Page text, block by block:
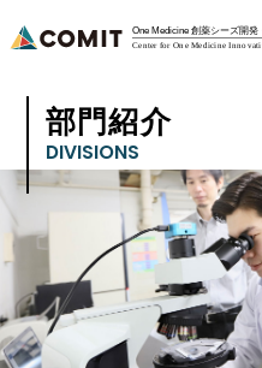
One Medicine 創薬シーズ開発
Center for One Medicine
部門紹介
DIVISIONS